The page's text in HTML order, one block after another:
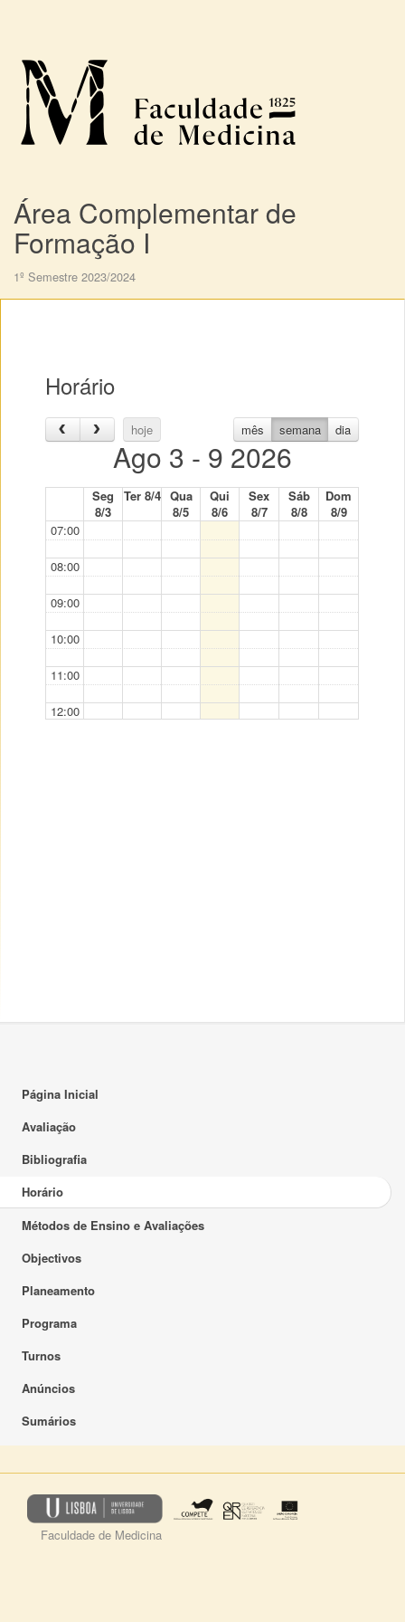
Área Complementar de
Formação I
1º Semestre 2023/2024
Horário
hoje mês semana dia
Ago 3 - 9 2026
Seg
8/3
Ter 8/4 Qua
8/5
Qui
8/6
Sex
8/7
Sáb
8/8
Dom
8/9
07:00
08:00
09:00
10:00
11:00
12:00
Página Inicial
Avaliação
Bibliografia
Horário
Métodos de Ensino e Avaliações
Objectivos
Planeamento
Programa
Turnos
Anúncios
Sumários
Faculdade de Medicina